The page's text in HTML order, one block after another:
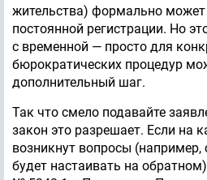
жительства) формально может
постоянной регистрации. Но
с временной — просто для
бюрократических процедур
дополнительный шаг.
Так что смело подавайте
закон это разрешает. Если на
возникнут вопросы (например,
будет настаивать на